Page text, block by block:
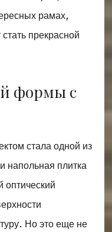
рамах,
прекрасной
формы с
стала одной из
плитка
оптический
Но это еще не